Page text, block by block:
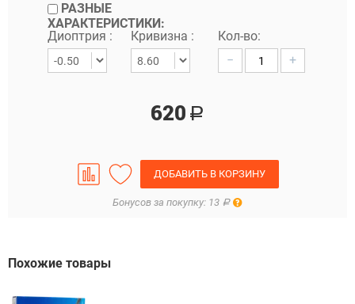
РАЗНЫЕ
ХАРАКТЕРИСТИКИ:
Диоптрия :
Кривизна :
Кол-во:
−
+
620 Р
ДОБАВИТЬ В КОРЗИНУ
Бонусов за покупку: 13 Р Правила
Похожие товары